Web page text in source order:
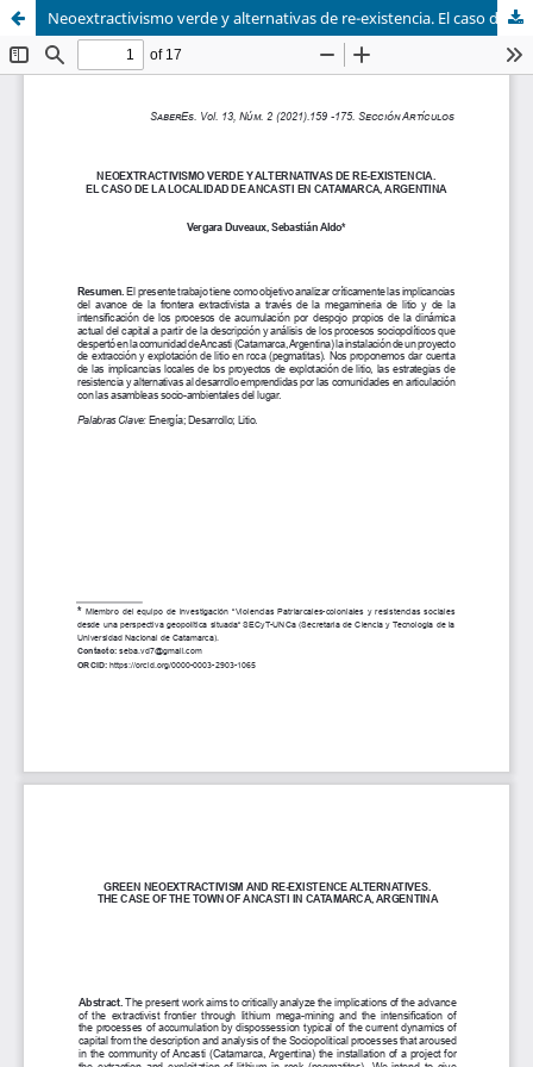
Neoextractivismo verde y alternativas de re-existencia. El caso de la localidad de Ancasti en Catamarca, Argentina